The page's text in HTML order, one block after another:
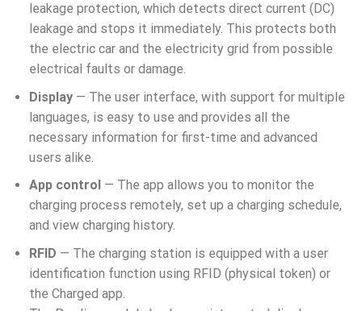
leakage protection, which detects direct current (DC)
leakage and stops it immediately. This protects both
the electric car and the electricity grid from possible
electrical faults or damage.
Display— The user interface, with support for multiple
languages, is easy to use and provides all the
necessary information for first-time and advanced
users alike.
App control — The app allows you to monitor the
charging process remotely, set up a charging schedule,
and view charging history.
RFID — The charging station is equipped with a user
identification function using RFID (physical token) or
the Charged app.